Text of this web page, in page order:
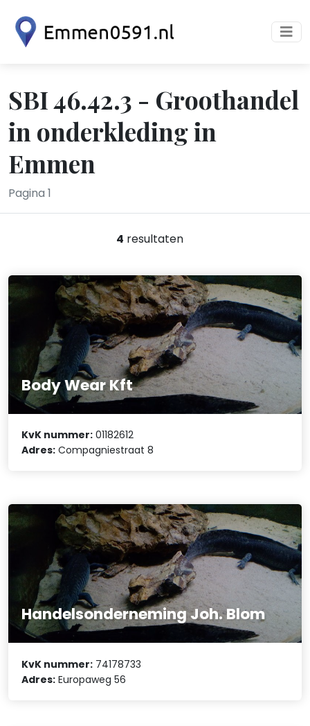
SBI 46.42.3 - Groothandel
in onderkleding in
Emmen
Pagina 1
4 resultaten
Body Wear Kft
KvK nummer: 01182612
Adres: Compagniestraat 8
Handelsonderneming Joh. Blom
KvK nummer: 74178733
Adres: Europaweg 56